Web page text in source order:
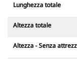
Lunghezza totale
Altezza totale
Altezza - Senza